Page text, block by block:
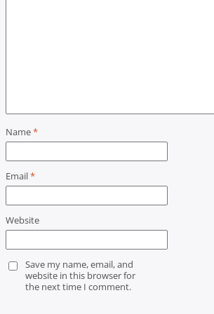
Name*
Email*
Website
Save my name, email, and
website in this browser for
the next time I comment.